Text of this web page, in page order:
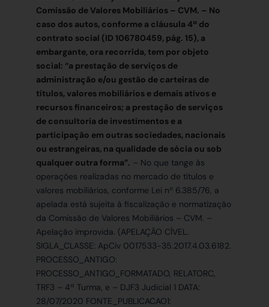
Comissão de Valores Mobiliários – CVM. – No
caso dos autos, conforme a cláusula 4ª do
contrato social (ID 106780459, pág. 15), a
embargante, ora recorrida, tem por objeto
social: “a prestação de serviços de
administração e/ou gestão de carteiras de
títulos, valores mobiliários e demais ativos e
recursos financeiros; a prestação de serviços
de consultoria de investimentos e a
participação em outras sociedades, nacionais
ou estrangeiras, na qualidade de sócia ou sob
qualquer outra forma”. – No que tange às
operações realizadas no mercado de títulos e
valores mobiliários, conforme Lei nº 6.385/76, a
apelada está sujeita à fiscalização e normatização
da Comissão de Valores Mobiliários – CVM. –
Apelação improvida. (APELAÇÃO CÍVEL.
SIGLA_CLASSE: ApCiv 0017533-35.2017.4.03.6182.
PROCESSO_ANTIGO:
PROCESSO_ANTIGO_FORMATADO, RELATORC,
TRF3 – 4ª Turma, e – DJF3 Judicial 1 DATA:
28/07/2020 FONTE_PUBLICACAO1: